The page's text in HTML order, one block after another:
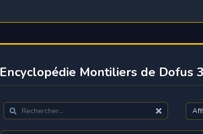
Encyclopédie Montiliers de Dofus 3